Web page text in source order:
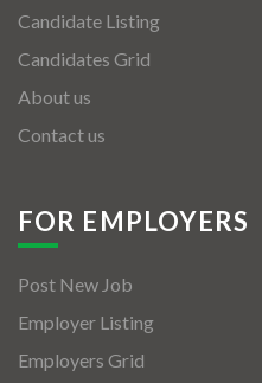
Candidate Listing
Candidates Grid
About us
Contact us
FOR EMPLOYERS
Post New Job
Employer Listing
Employers Grid